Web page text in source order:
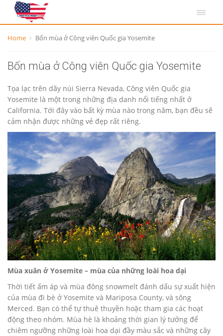
Home Bốn mùa ở Công viên Quốc gia Yosemite
Bốn mùa ở Công viên Quốc gia Yosemite
Tọa lạc trên dãy núi Sierra Nevada, Công viên Quốc gia
Yosemite là một trong những địa danh nổi tiếng nhất ở
California. Tới đây vào bất kỳ mùa nào trong năm, bạn đều sẽ
cảm nhận được những vẻ đẹp rất riêng.
Mùa xuân ở Yosemite – mùa của những loài hoa dại
Thời tiết ấm áp và mùa đông snowmelt đánh dấu sự xuất hiện
của mùa đi bè ở Yosemite và Mariposa County, và sông
Merced. Bạn có thể tự thuê thuyền hoặc tham gia các hoạt
động theo nhóm. Mùa hè là khoảng thời gian lý tưởng để
chiêm ngưỡng những loài hoa dại đầy màu sắc và những cây